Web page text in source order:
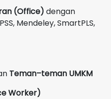
(Office) dengan
Mendeley, SmartPLS,
Teman–teman UMKM
Worker)